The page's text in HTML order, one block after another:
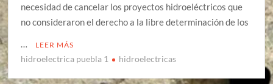
necesidad de cancelar los proyectos hidroeléctricos que
no consideraron el derecho a la libre determinación de los
…
LEER MÁS
hidroelectrica puebla 1 hidroelectricas